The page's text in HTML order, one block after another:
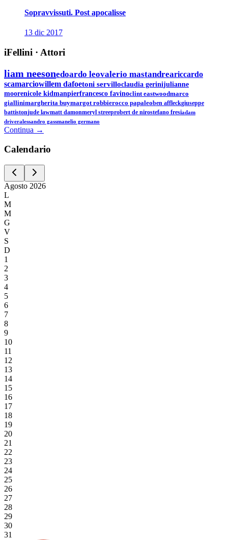
Sopravvissuti. Post apocalisse
13 dic 2017
iFellini · Attori
liam neesonedoardo leovalerio mastandreariccardo
scamarciowillem dafoetoni servilloclaudia gerinijulianne
moorenicole kidmanpierfrancesco favinoclint eastwoodmarco
giallinimargherita buymargot robbierocco papaleoben affleckgiuseppe
battistonjude lawmatt damonmeryl streeprobert de nirostefano fresiadam
driveralessandro gassmanelio germano
Continua →
Calendario
Agosto 2026
L
M
M
G
V
S
D
1
2
3
4
5
6
7
8
9
10
11
12
13
14
15
16
17
18
19
20
21
22
23
24
25
26
27
28
29
30
31